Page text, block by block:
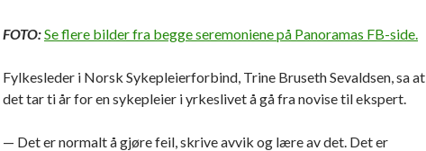
FOTO:Se flere bilder fra begge seremoniene på Panoramas FB-side.
Fylkesleder i Norsk Sykepleierforbind, Trine Bruseth Sevaldsen, sa at
det tar ti år for en sykepleier i yrkeslivet å gå fra novise til ekspert.
— Det er normalt å gjøre feil, skrive avvik og lære av det. Det er